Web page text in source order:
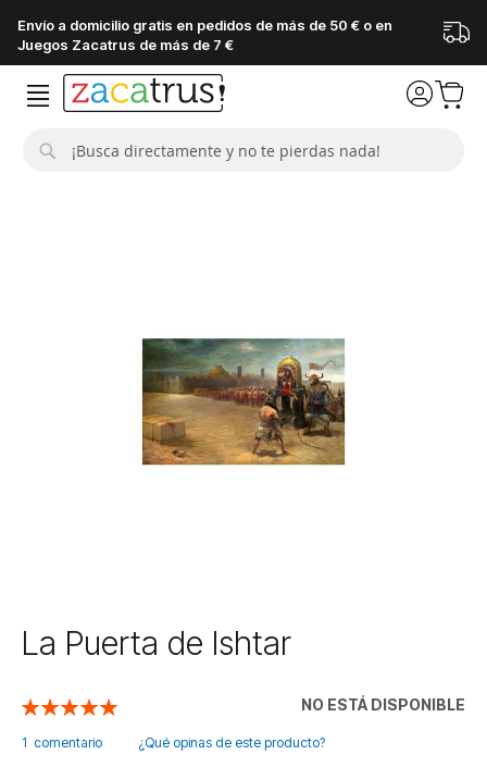
Envío a domicilio gratis en pedidos de más de 50 € o en
Juegos Zacatrus de más de 7 €
Saltar
al
de
la
galería
La Puerta de Ishtar
NO ESTÁ DISPONIBLE
Valoración:
1 comentario ¿Qué opinas de este producto?